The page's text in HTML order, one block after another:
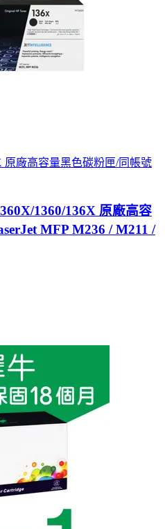
原廠高容量黑色碳粉匣/同帳號
1360/136X 原廠高容
MFP M236 / M211 /